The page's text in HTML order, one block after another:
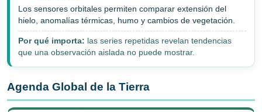
Los sensores orbitales permiten comparar extensión del
hielo, anomalías térmicas, humo y cambios de vegetación.
Por qué importa: las series repetidas revelan tendencias
que una observación aislada no puede mostrar.
Agenda Global de la Tierra